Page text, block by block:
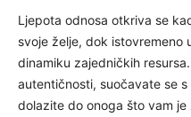
Ljepota odnosa otkriva se
svoje želje, dok
dinamiku zajedničkih
autentičnosti, suočavate se
dolazite do onoga što vam